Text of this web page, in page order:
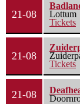
21-08
Lottum
Tickets
21-08
Tickets
21-08